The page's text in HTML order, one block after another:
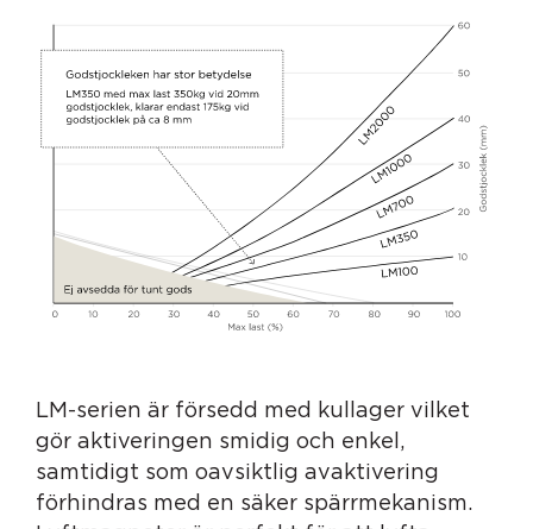
lyftmagneter-
graf-
1
LM-serien är försedd med kullager vilket
gör aktiveringen smidig och enkel,
samtidigt som oavsiktlig avaktivering
förhindras med en säker spärrmekanism.